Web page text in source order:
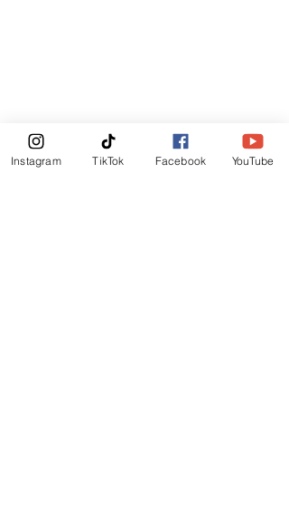
Boletin Informativo
Instagram TikTok Facebook YouTube